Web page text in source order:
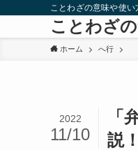
ことわざの意味や使
ことわざ
ホーム へ行
「
説！
2022
11/10